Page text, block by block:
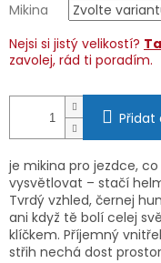
Mikina
Nejsi si jistý velikostí?
zavolej, rád ti poradím.
Přidat
je mikina pro jezdce,
vysvětlovat – stačí
Tvrdý vzhled, černej
ani když tě bolí celej
klíčkem. Příjemný
střih nechá dost